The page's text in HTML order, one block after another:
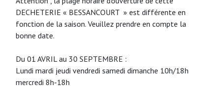
DECHETERIE « BESSANCOURT » est différente en
fonction de la saison. Veuillez prendre en compte la
bonne date.
Du 01 AVRIL au 30 SEPTEMBRE :
Lundi mardi jeudi vendredi samedi dimanche 10h/18h
mercredi 8h-18h